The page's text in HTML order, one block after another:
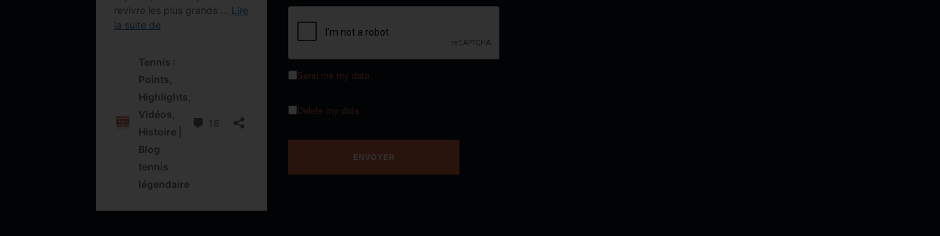
Send me my data
Delete my data